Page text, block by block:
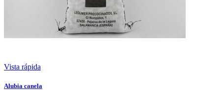
Vista rápida
Alubia canela